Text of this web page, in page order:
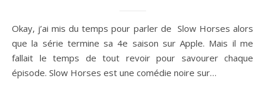
Okay, j’ai mis du temps pour parler de Slow Horses alors
que la série termine sa 4e saison sur Apple. Mais il me
fallait le temps de tout revoir pour savourer chaque
épisode. Slow Horses est une comédie noire sur…